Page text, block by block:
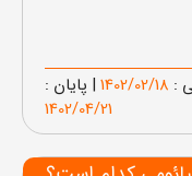
:
1402/02/18 | پایان :
1402/04/21